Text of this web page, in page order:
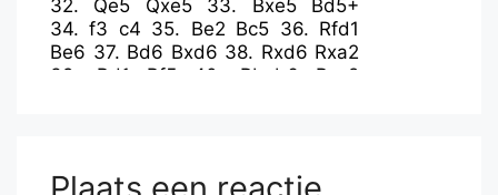
32. Qe5 Qxe5 33. Bxe5
Bd5+
34.f3 c4 35. Be2 Bc5 36. Rfd1
Be6 37. Bd6 Bxd6 38. Rxd6 Rxa2
39. Bd1 Bf5 40. Rbxb6
Bxc2